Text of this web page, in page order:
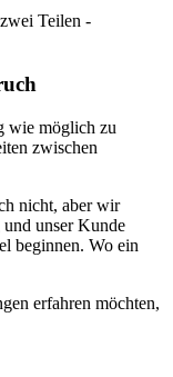
Teilen -
wie möglich zu
zwischen
nicht, aber wir
unser Kunde
beginnen. Wo ein
erfahren möchten,